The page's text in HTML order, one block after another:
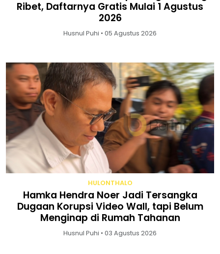
Ribet, Daftarnya Gratis Mulai 1 Agustus
2026
Husnul Puhi • 05 Agustus 2026
HULONTHALO
Hamka Hendra Noer Jadi Tersangka
Dugaan Korupsi Video Wall, tapi Belum
Menginap di Rumah Tahanan
Husnul Puhi • 03 Agustus 2026